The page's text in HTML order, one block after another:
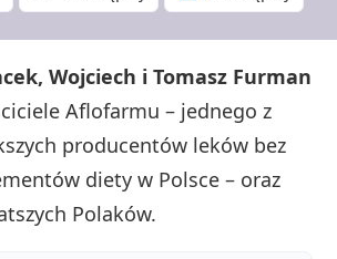
Wojciech i Tomasz Furman
Aflofarmu – jednego z
producentów leków bez
diety w Polsce – oraz
Polaków.